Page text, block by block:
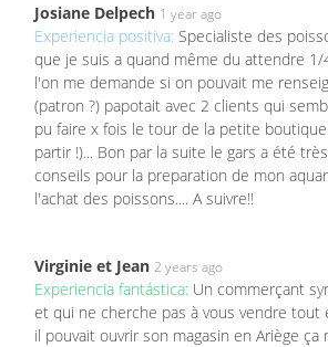
Josiane Delpech 1 year ago
Experiencia positiva: Specialiste des
que je suis a quand même du attendre
l'on me demande si on pouvait me
(patron ?) papotait avec 2 clients qui
pu faire x fois le tour de la petite
partir !)... Bon par la suite le gars a été
conseils pour la preparation de mon
l'achat des poissons.... A suivre!!
Virginie et Jean 2 years ago
Experiencia fantástica: Un commerçant
et qui ne cherche pas à vous vendre tout
il pouvait ouvrir son magasin en Ariège ça